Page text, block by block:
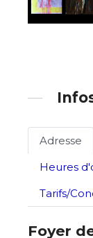
Prénom
Statut /
Adresse
Heures
Tarifs/
Foyer